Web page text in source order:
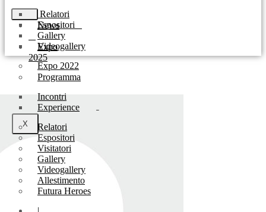
Relatori
Espositori
Gallery
Videogallery
Expo 2022
X
News
Expo
2025
Programma
Incontri
Experience
Relatori
Espositori
Visitatori
Gallery
Videogallery
Allestimento
Futura Heroes
-